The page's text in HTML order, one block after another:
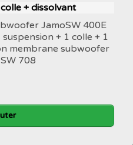
+ dissolvant
JamoSW 400E
+ 1 colle + 1
membrane subwoofer
708